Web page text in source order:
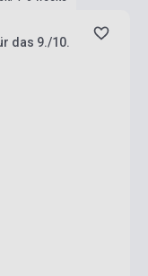
das 9./10.